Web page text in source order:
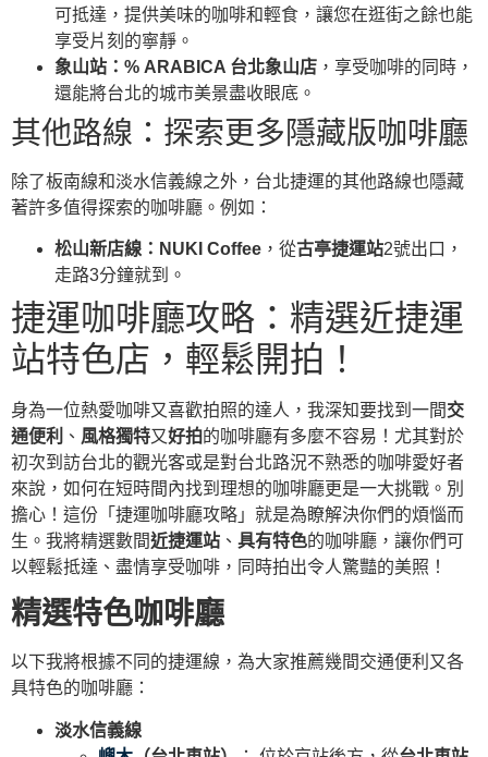
可抵達，提供美味的咖啡和輕食，讓您在逛街之餘也能
享受片刻的寧靜。
象山站： % ARABICA 台北象山店 ，享受咖啡的同時，
還能將台北的城市美景盡收眼底。
其他路線：探索更多隱藏版咖啡廳
除了板南線和淡水信義線之外，台北捷運的其他路線也隱藏
著許多值得探索的咖啡廳。例如：
松山新店線： NUKI Coffee ，從古亭捷運站2號出口，
走路3分鐘就到。
捷運咖啡廳攻略：精選近捷運
站特色店，輕鬆開拍！
身為一位熱愛咖啡又喜歡拍照的達人，我深知要找到一間交
通便利 、 風格獨特又好拍的咖啡廳有多麼不容易！尤其對於
初次到訪台北的觀光客或是對台北路況不熟悉的咖啡愛好者
來說，如何在短時間內找到理想的咖啡廳更是一大挑戰。別
擔心！這份「捷運咖啡廳攻略」就是為瞭解決你們的煩惱而
生。我將精選數間近捷運站 、 具有特色的咖啡廳，讓你們可
以輕鬆抵達、盡情享受咖啡，同時拍出令人驚豔的美照！
精選特色咖啡廳
以下我將根據不同的捷運線，為大家推薦幾間交通便利又各
具特色的咖啡廳：
淡水信義線